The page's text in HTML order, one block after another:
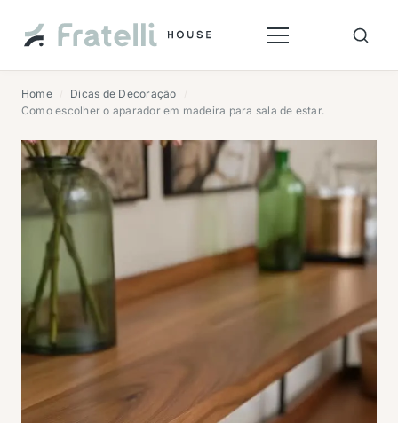
Home Dicas de Decoração
Como escolher o aparador em madeira para sala de estar.